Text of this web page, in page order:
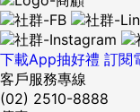
下載App抽好禮 訂閱
客戶服務專線
(02) 2510-8888